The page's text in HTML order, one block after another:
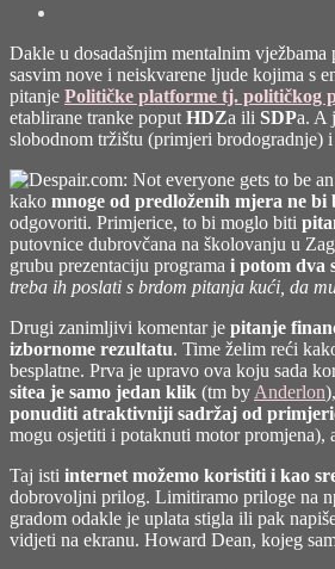
Dakle u dosadašnjim mentalnim vježbama
sasvim nove i neiskvarene ljude kojima s
pitanje Političke platforme tj. političkog
etablirane tranke poput HDZa ili SDPa. A
slobodnom tržištu (primjeri brodogradnje)
kako mnoge od predloženih mjera ne
odgovoriti. Primjerice, to bi moglo biti
putovnice dubrovčana na školovanju u
grubu prezentaciju programa i potom dva
treba ih poslati s brdom pitanja kući, da
Drugi zanimljivi komentar je pitanje
izbornome rezultatu. Time želim reći
besplatne. Prva je upravo ova koju sada
sitea je samo jedan klik (tm by Anderlon
ponuditi atraktivniji sadržaj od
mogu osjetiti i potaknuti motor promjena),
Taj isti internet možemo koristiti i kao
dobrovoljni prilog. Limitiramo priloge na
gradom odakle je uplata stigla ili pak
vidjeti na ekranu. Howard Dean, kojeg